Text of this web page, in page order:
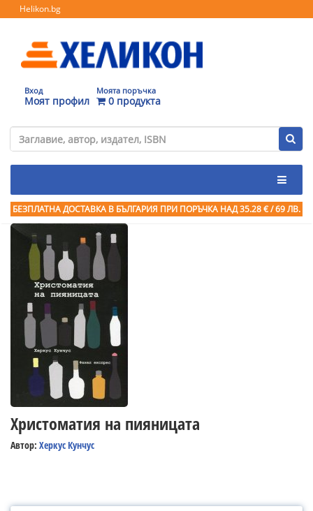
Helikon.bg
Вход
Моят профил
Моята поръчка
0 продукта
БЕЗПЛАТНА ДОСТАВКА В БЪЛГАРИЯ ПРИ ПОРЪЧКА НАД 35.28 € / 69 ЛВ.
Христоматия на пияницата
Автор: Херкус Кунчус